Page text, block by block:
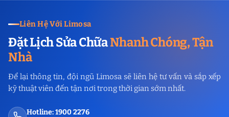
Liên Hệ Với Limosa
Đặt Lịch Sửa ChữaNhanh Chóng, Tận
Nhà
Để lại thông tin, đội ngũ Limosa sẽ liên hệ tư vấn và sắp xếp
kỹ thuật viên đến tận nơi trong thời gian sớm nhất.
Hotline: 1900 2276